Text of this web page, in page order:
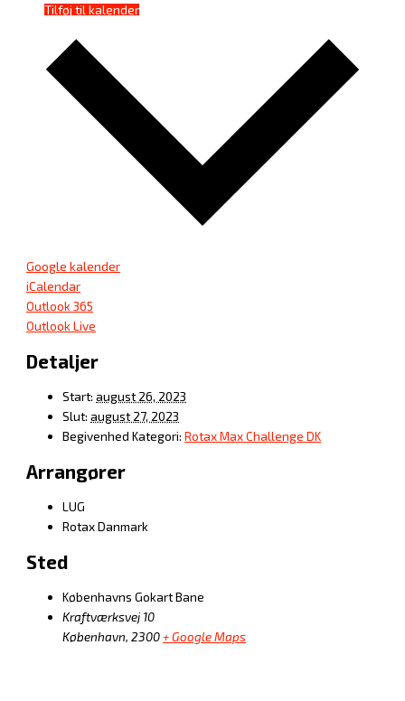
Tilføj til kalender
Google kalender
iCalendar
Outlook 365
Outlook Live
Detaljer
Start: august 26, 2023
Slut: august 27, 2023
Begivenhed Kategori: Rotax Max Challenge DK
Arrangører
LUG
Rotax Danmark
Sted
Københavns Gokart Bane
Kraftværksvej 10
København, 2300+ Google Maps